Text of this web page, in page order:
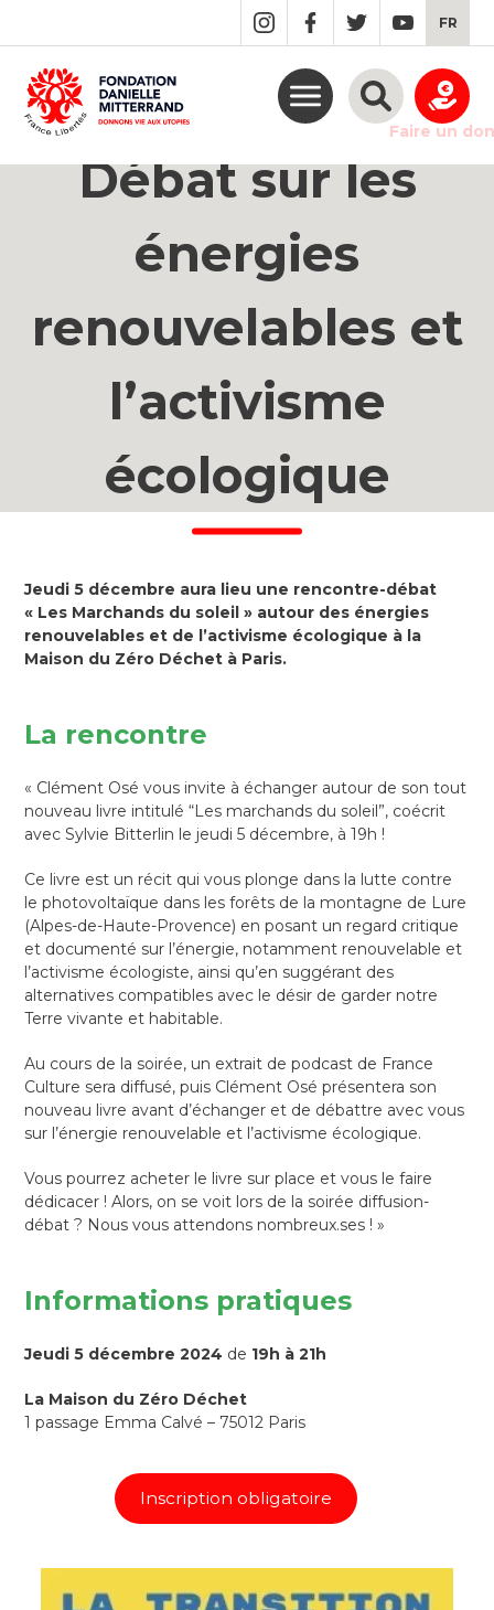
MAIN
CONTENT
FR
Faire un don
Débat sur les
énergies
renouvelables et
l’activisme
écologique
Jeudi 5 décembre aura lieu une rencontre-débat
« Les Marchands du soleil » autour des énergies
renouvelables et de l’activisme écologique à la
Maison du Zéro Déchet à Paris.
La rencontre
« Clément Osé vous invite à échanger autour de son tout
nouveau livre intitulé “Les marchands du soleil”, coécrit
avec Sylvie Bitterlin le jeudi 5 décembre, à 19h !
Ce livre est un récit qui vous plonge dans la lutte contre
le photovoltaïque dans les forêts de la montagne de Lure
(Alpes-de-Haute-Provence) en posant un regard critique
et documenté sur l’énergie, notamment renouvelable et
l’activisme écologiste, ainsi qu’en suggérant des
alternatives compatibles avec le désir de garder notre
Terre vivante et habitable.
Au cours de la soirée, un extrait de podcast de France
Culture sera diffusé, puis Clément Osé présentera son
nouveau livre avant d’échanger et de débattre avec vous
sur l’énergie renouvelable et l’activisme écologique.
Vous pourrez acheter le livre sur place et vous le faire
dédicacer ! Alors, on se voit lors de la soirée diffusion-
débat ? Nous vous attendons nombreux.ses ! »
Informations pratiques
Jeudi 5 décembre 2024 de 19h à 21h
La Maison du Zéro Déchet
1 passage Emma Calvé – 75012 Paris
Inscription obligatoire